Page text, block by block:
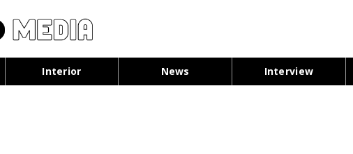
Interior News Interview